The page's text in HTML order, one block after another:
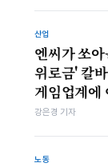
산업
엔씨가 쏘
위로금' 칼
게임업계에
강은경 기자
노동